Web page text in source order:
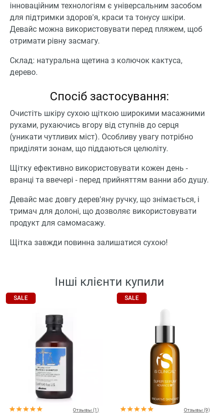
інноваційним технологіям є універсальним засобом
для підтримки здоров'я, краси та тонусу шкіри.
Девайс можна використовувати перед пляжем, щоб
отримати рівну засмагу.
Склад: натуральна щетина з колючок кактуса,
дерево.
Спосіб застосування:
Очистіть шкіру сухою щіткою широкими масажними
рухами, рухаючись вгору від ступнів до серця
(уникати чутливих міст). Особливу увагу потрібно
приділяти зонам, що піддаються целюліту.
Щітку ефективно використовувати кожен день -
вранці та ввечері - перед прийняттям ванни або душу.
Девайс має довгу дерев'яну ручку, що знімається, і
тримач для долоні, що дозволяє використовувати
продукт для самомасажу.
Щітка завжди повинна залишатися сухою!
Інші клієнти купили
SALE
Отзывы (1)
SALE
Отзывы (9)